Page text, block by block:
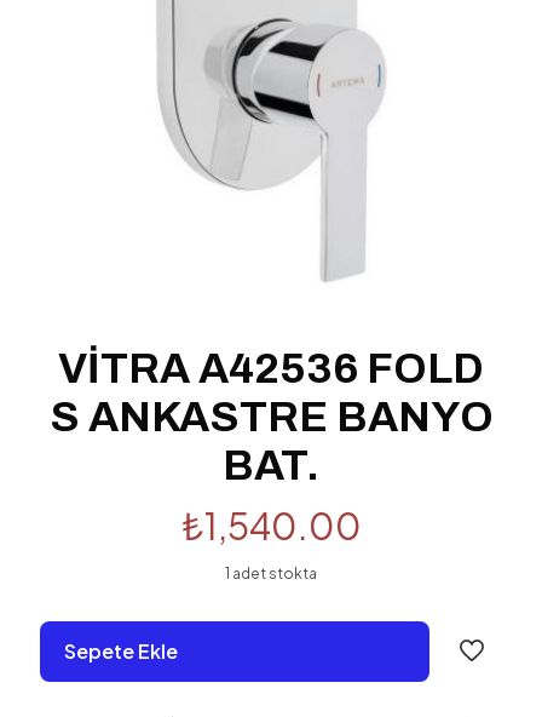
VİTRA A42536 FOLD
S ANKASTRE BANYO
BAT.
₺1,540.00
1 adet stokta
Sepete Ekle